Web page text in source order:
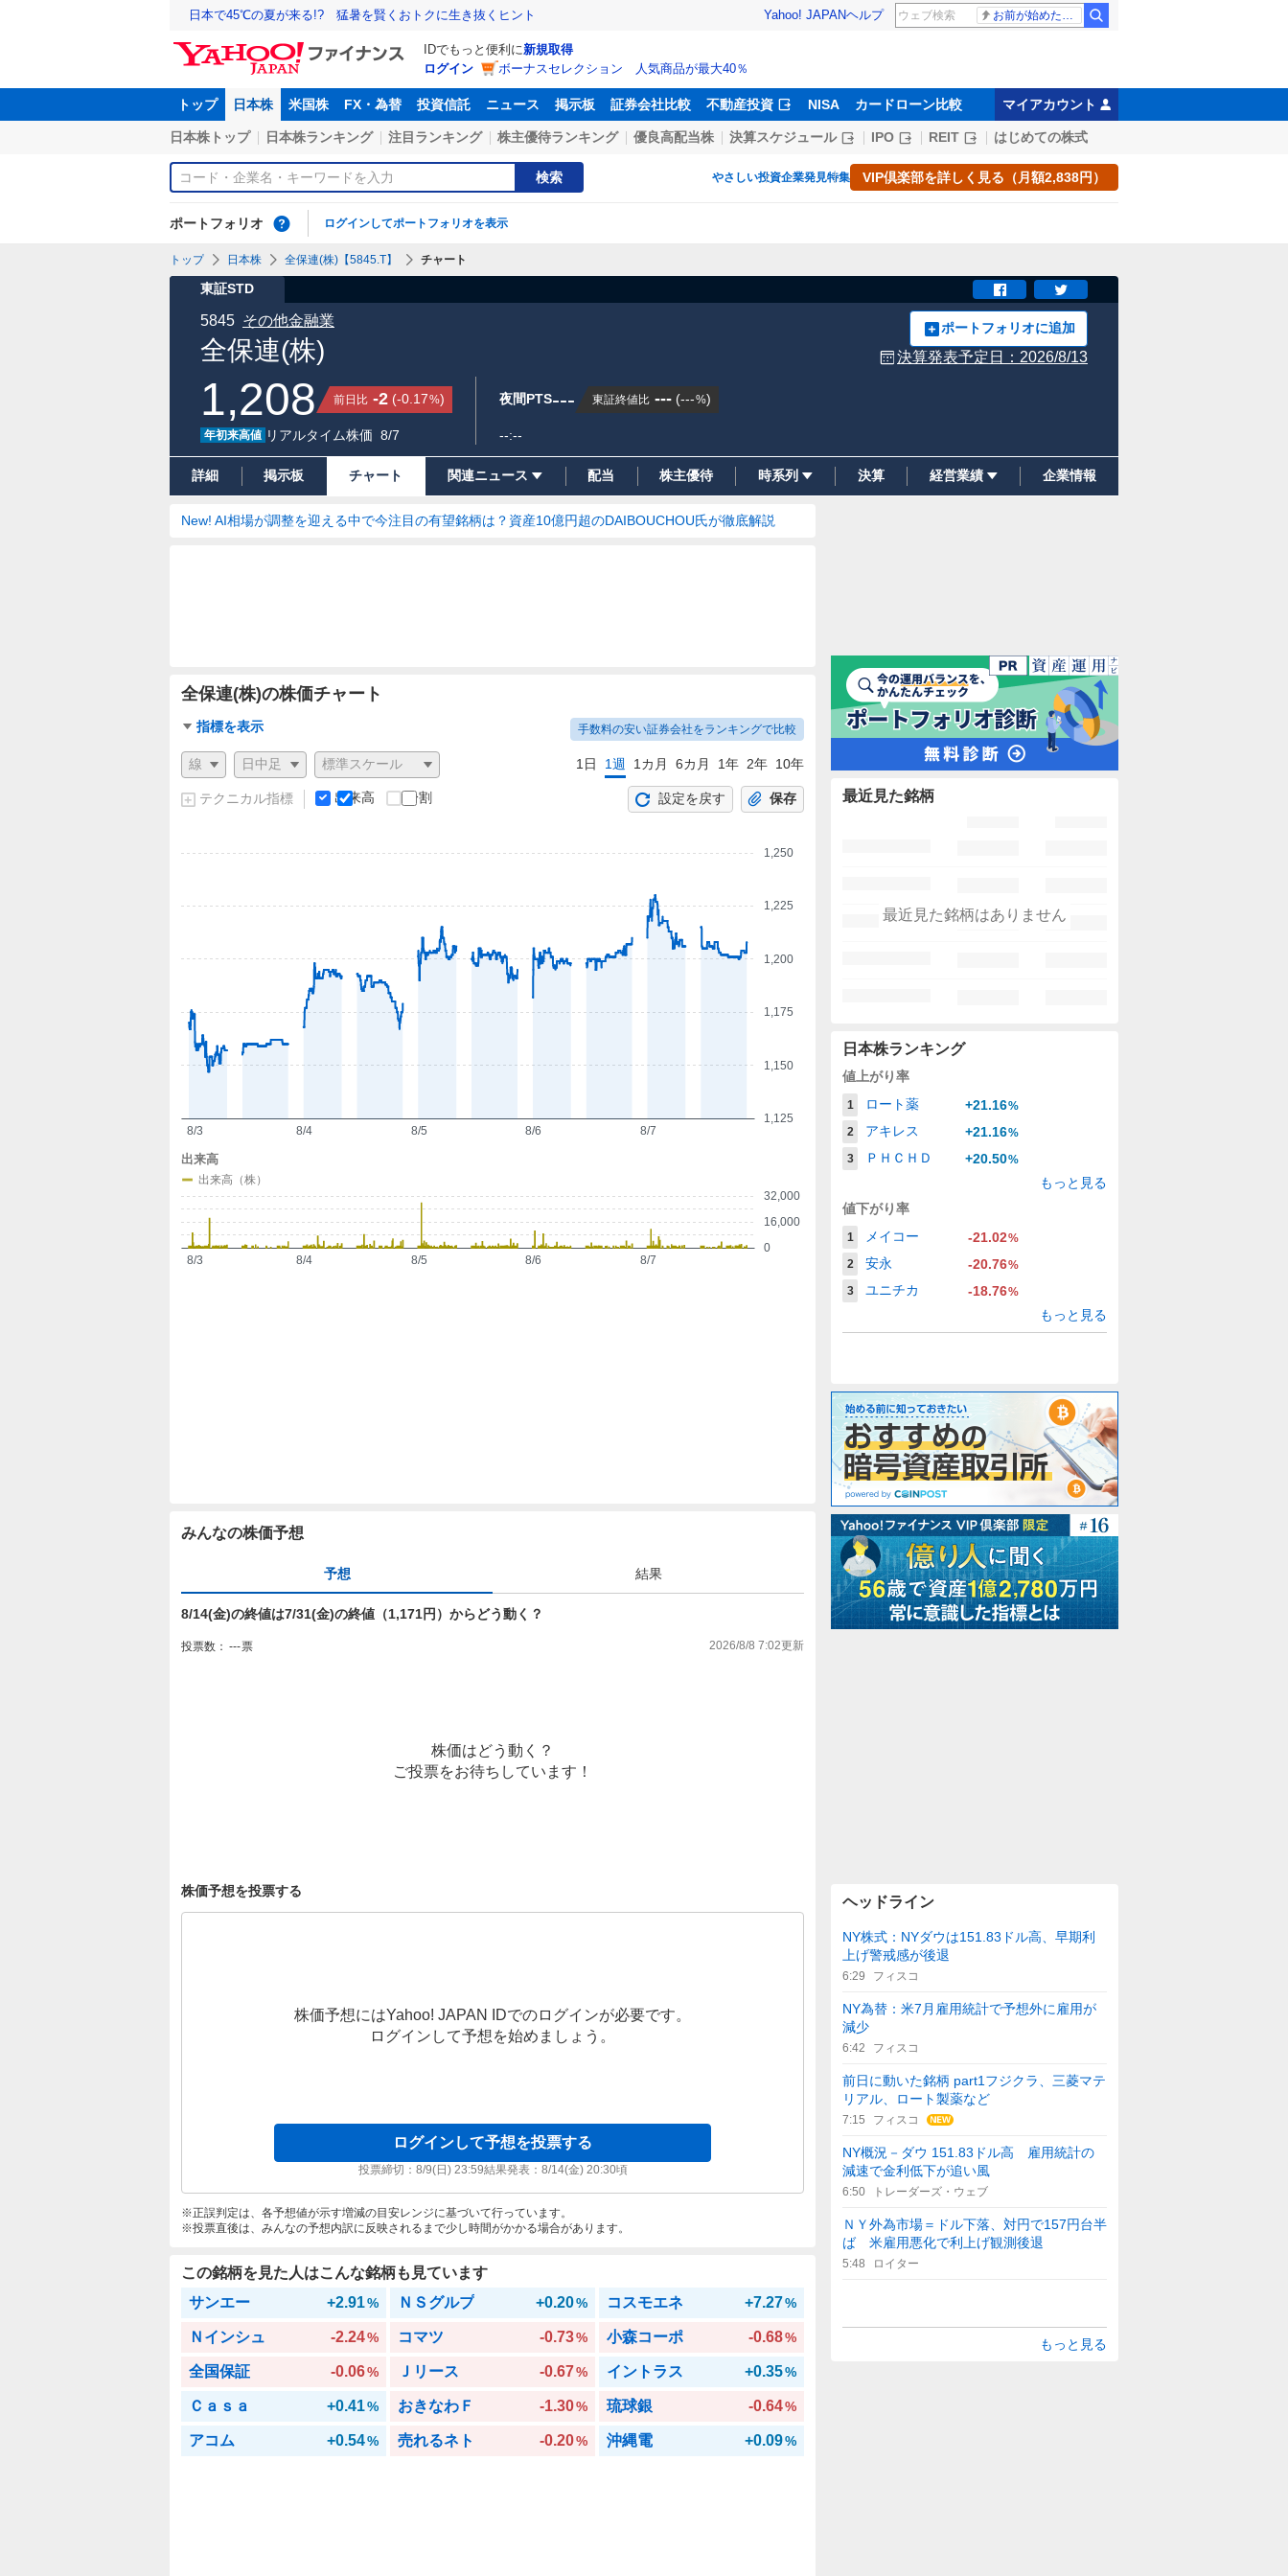
日本で45℃の夏が来る!? 猛暑を賢くおトクに生き抜くヒント Yahoo! JAPANヘルプ お前が始めた物語だろ
IDでもっと便利に新規取得
ログイン
ボーナスセレクション 人気商品が最大40％
トップ 日本株 米国株 FX・為替 投資信託 ニュース 掲示板 証券会社比較 不動産投資 NISA カードローン比較 マイアカウント
日本株トップ 日本株ランキング 注目ランキング 株主優待ランキング 優良高配当株 決算スケジュール IPO REIT はじめての株式
検索 やさしい投資企業発見特集 VIP倶楽部を詳しく見る（月額2,838円）
ポートフォリオ ログインしてポートフォリオを表示
トップ 日本株 全保連(株)【5845.T】 チャート
東証STD
全保連(株)
5845 その他金融業 ポートフォリオに追加
決算発表予定日： 2026/8/13
1,208 前日比 -2 (-0.17%)
年初来高値 リアルタイム株価 8/7
夜間PTS--- 東証終値比 --- (---%)
--:--
詳細 掲示板 チャート 関連ニュース 配当 株主優待 時系列 決算 経営業績 企業情報
New! AI相場が調整を迎える中で今注目の有望銘柄は？資産10億円超のDAIBOUCHOU氏が徹底解説
全保連(株)の株価チャート
チ
ャ
ー
ト
指
手数料の安い証券会社をランキングで比較
指標を表示
チ
ャ
ー
設
1日 1週 1カ月 6カ月 1年 2年 10年
テクニカル指標 出来高 分割 設定を戻す 保存
1,125
1,150
1,175
1,200
1,225
1,250
8/3 8/4 8/5 8/6 8/7
0
16,000
32,000
8/3 8/4 8/5 8/6 8/7
出来高
出来高（株）
みんなの株価予想
予想 結果
8/14(金)の終値は7/31(金)の終値（1,171円）からどう動く？
投票数： ---票 2026/8/8 7:02更新
株価はどう動く？
ご投票をお待ちしています！
株価予想を投票する
株価予想にはYahoo! JAPAN IDでのログインが必要です。
ログインして予想を始めましょう。
ログインして予想を投票する
投票締切： 8/9(日) 23:59結果発表： 8/14(金) 20:30頃
正誤判定は、各予想値が示す増減の目安レンジに基づいて行っています。
投票直後は、みんなの予想内訳に反映されるまで少し時間がかかる場合があります。
この銘柄を見た人はこんな銘柄も見ています
サンエー
+2.91% ＮＳグルプ +0.20% コスモエネ +7.27%
Ｎインシュ -2.24% コマツ -0.73% 小森コーポ -0.68%
全国保証 -0.06% Ｊリース -0.67% イントラス +0.35%
Ｃａｓａ +0.41% おきなわＦ -1.30% 琉球銀 -0.64%
アコム +0.54% 売れるネト -0.20% 沖縄電 +0.09%
最近見た銘柄
最近見た銘柄はありません
日本株ランキング
値上がり率
1 ロート薬 +21.16%
2
アキレス +21.16%
3
ＰＨＣＨＤ +20.50%
もっと見る
値下がり率
1 メイコー -21.02%
2
安永 -20.76%
3
ユニチカ -18.76%
もっと見る
ヘッドライン
NY株式：NYダウは151.83ドル高、早期利
上げ警戒感が後退
6:29 フィスコ
NY為替：米7月雇用統計で予想外に雇用が
減少
6:42 フィスコ
前日に動いた銘柄 part1フジクラ、三菱マテ
リアル、ロート製薬など
7:15 フィスコ
NY概況－ダウ 151.83ドル高 雇用統計の
減速で金利低下が追い風
6:50 トレーダーズ・ウェブ
ＮＹ外為市場＝ドル下落、対円で157円台半
ば 米雇用悪化で利上げ観測後退
5:48 ロイター
もっと見る